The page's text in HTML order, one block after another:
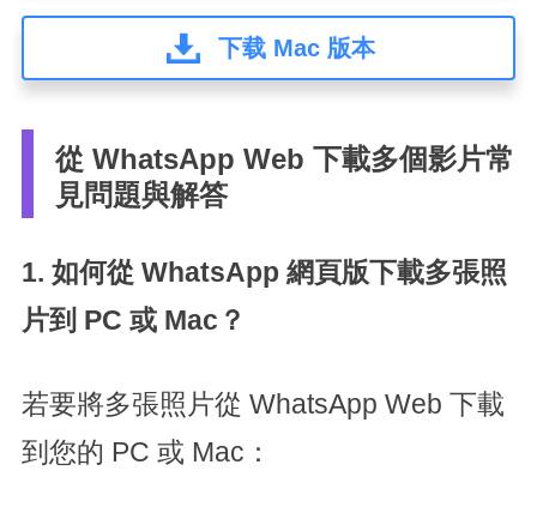
下载 Mac 版本
從 WhatsApp Web 下載多個影片常
見問題與解答
1. 如何從 WhatsApp 網頁版下載多張照
片到 PC 或 Mac？
若要將多張照片從 WhatsApp Web 下載
到您的 PC 或 Mac：